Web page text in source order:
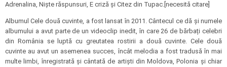
Adrenalina, Niște răspunsuri, E criză și Citez din Tupac.[necesită citare]
Albumul Cele două cuvinte, a fost lansat în 2011. Cântecul ce dă și numele
albumului a avut parte de un videoclip inedit, în care 26 de bărbați celebri
din România se luptă cu greutatea rostirii a două cuvinte. Cele două
cuvinte au avut un asemenea succes, încât melodia a fost tradusă în mai
multe limbi, înregistrată și cântată de artiști din Moldova, Polonia și chiar